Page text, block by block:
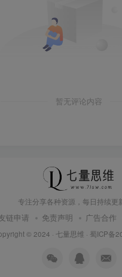
暂无评论内容
专注分享各种资源，每日持续更
链申请 免责声明 广告合作
© 2024 · 七量思维 · 蜀ICP备